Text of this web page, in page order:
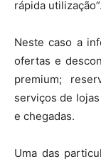
rápida utilização”.
Neste caso a
ofertas e
premium;
serviços de
e chegadas.
Uma das